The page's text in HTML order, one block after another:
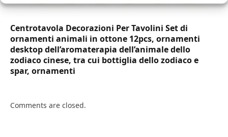
Centrotavola Decorazioni Per Tavolini Set di
ornamenti animali in ottone 12pcs, ornamenti
desktop dell’aromaterapia dell’animale dello
zodiaco cinese, tra cui bottiglia dello zodiaco e
spar, ornamenti
Comments are closed.